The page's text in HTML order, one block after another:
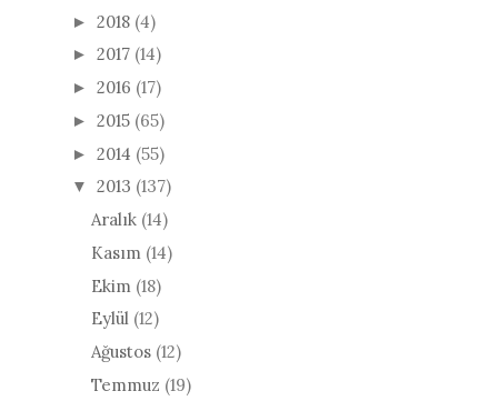
► 2018 (4)
► 2017 (14)
► 2016 (17)
► 2015 (65)
► 2014 (55)
▼ 2013 (137)
Aralık (14)
Kasım (14)
Ekim (18)
Eylül (12)
Ağustos (12)
Temmuz (19)